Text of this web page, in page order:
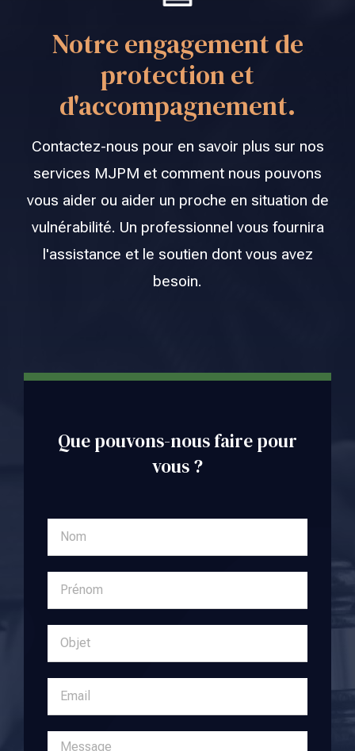
Notre engagement de
protection et
d'accompagnement.
Contactez-nous pour en savoir plus sur nos
services MJPM et comment nous pouvons
vous aider ou aider un proche en situation de
vulnérabilité. Un professionnel vous fournira
l'assistance et le soutien dont vous avez
besoin.
Que pouvons-nous faire pour
vous ?